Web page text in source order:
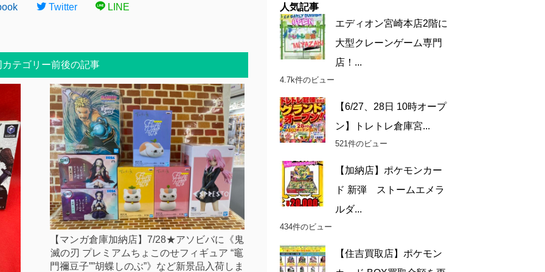
Twitter LINE
カテゴリー前後の記事
【マンガ倉庫加納店】7/28★アソビバに《鬼
滅の刃 プレミアムちょこのせフィギュア “竈
門禰󠄀豆子””胡蝶しのぶ”》など新景品入荷しま
人気記事
エディオン宮崎本店2階に
大型クレーンゲーム専門
店！...
4.7k件のビュー
【6/27、28日 10時オープ
ン】トレトレ倉庫宮...
521件のビュー
【加納店】ポケモンカー
ド 新弾 ストームエメラ
ルダ...
434件のビュー
【住吉買取店】ポケモン